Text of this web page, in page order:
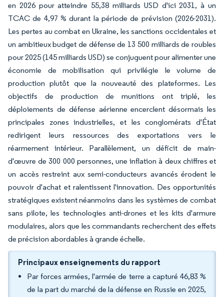
en 2026 pour atteindre 55,38 milliards USD d'ici 2031, à un
TCAC de 4,97 % durant la période de prévision (2026-2031).
Les pertes au combat en Ukraine, les sanctions occidentales et
un ambitieux budget de défense de 13 500 milliards de roubles
pour 2025 (145 milliards USD) se conjuguent pour alimenter une
économie de mobilisation qui privilégie le volume de
production plutôt que la nouveauté des plateformes. Les
objectifs de production de munitions ont triplé, les
déploiements de défense aérienne encerclent désormais les
principales zones industrielles, et les conglomérats d'État
redirigent leurs ressources des exportations vers le
réarmement intérieur. Parallèlement, un déficit de main-
d'œuvre de 300 000 personnes, une inflation à deux chiffres et
un accès restreint aux semi-conducteurs avancés érodent le
pouvoir d'achat et ralentissent l'innovation. Des opportunités
stratégiques existent néanmoins dans les systèmes de combat
sans pilote, les technologies anti-drones et les kits d'armure
modulaires, alors que les commandants recherchent des effets
de précision abordables à grande échelle.
Principaux enseignements du rapport
Par forces armées, l'armée de terre a capturé 46,83 %
de la part du marché de la défense en Russie en 2025,